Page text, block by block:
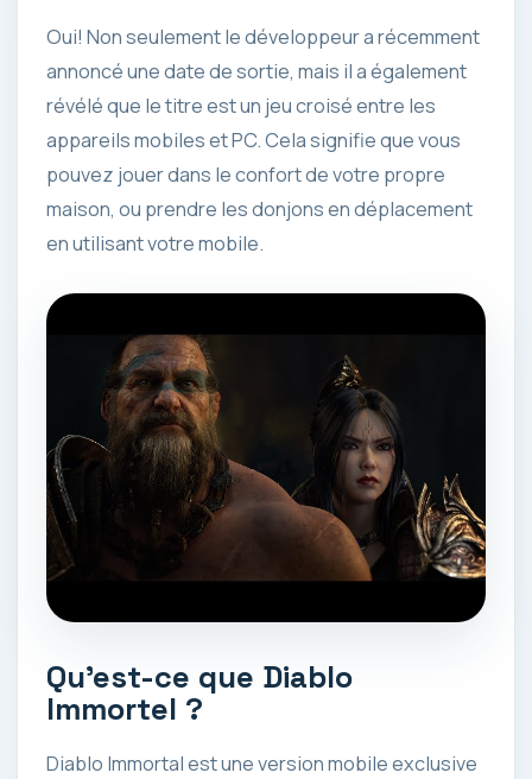
Oui! Non seulement le développeur a récemment
annoncé une date de sortie, mais il a également
révélé que le titre est un jeu croisé entre les
appareils mobiles et PC. Cela signifie que vous
pouvez jouer dans le confort de votre propre
maison, ou prendre les donjons en déplacement
en utilisant votre mobile.
Qu’est-ce que Diablo
Immortel ?
Diablo Immortal est une version mobile exclusive